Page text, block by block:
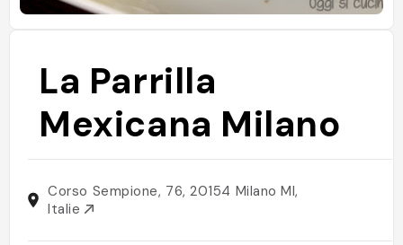
La Parrilla
Mexicana Milano
Corso Sempione, 76, 20154 Milano MI,
Italie